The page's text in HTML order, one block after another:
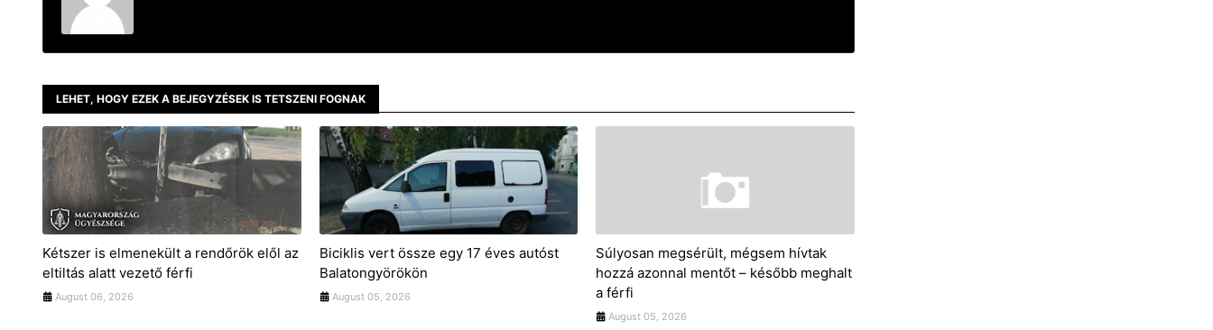
LEHET, HOGY EZEK A BEJEGYZÉSEK IS TETSZENI FOGNAK
Kétszer is elmenekült a rendőrök elől az
eltiltás alatt vezető férfi
August 06, 2026
Biciklis vert össze egy 17 éves autóst
Balatongyörökön
August 05, 2026
Súlyosan megsérült, mégsem hívtak
hozzá azonnal mentőt – később meghalt
a férfi
August 05, 2026